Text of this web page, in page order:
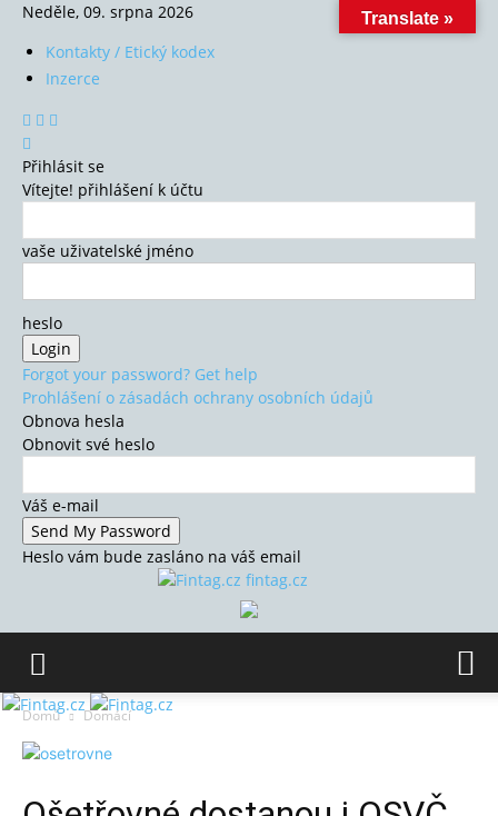
Neděle, 09. srpna 2026
Kontakty / Etický kodex
Inzerce
Přihlásit se
Vítejte! přihlášení k účtu
vaše uživatelské jméno
heslo
Forgot your password? Get help
Prohlášení o zásadách ochrany osobních údajů
Obnova hesla
Obnovit své heslo
Váš e-mail
Heslo vám bude zasláno na váš email
fintag.cz
Domů Domácí
Translate »